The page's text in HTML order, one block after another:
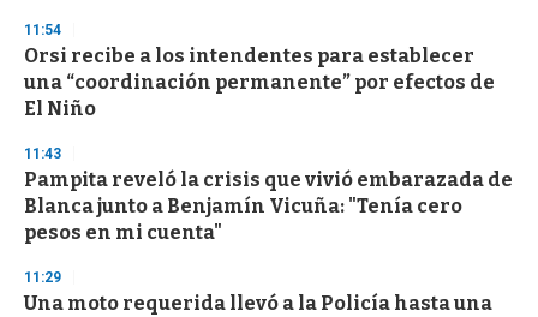
d
s
o
f
3
s
e
c
o
n
d
11:54
Orsi recibe a los intendentes para establecer
una “coordinación permanente” por efectos de
El Niño
11:43
Pampita reveló la crisis que vivió embarazada de
Blanca junto a Benjamín Vicuña: "Tenía cero
pesos en mi cuenta"
11:29
Una moto requerida llevó a la Policía hasta una